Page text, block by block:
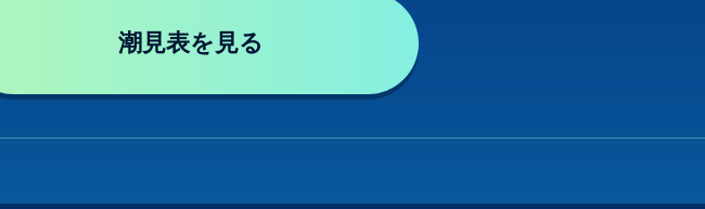
潮見表を見る